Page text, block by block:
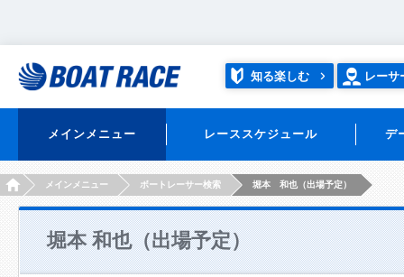
知る楽しむ レーサ
メインメニュー レーススケジュール デ
HOMEメインメニュー ボートレーサー検索 堀本 和也（出場予定）
堀本 和也（出場予定）